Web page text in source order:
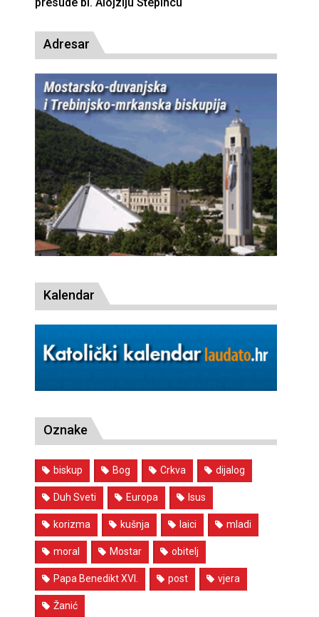
Adresar
Kalendar
Oznake
biskup Bog Crkva dijalog
Duh Sveti Europa Isus
korizma kušnja laici mladi
moral Mostar obitelj
Papa Benedikt XVI. post vjera
Žanić